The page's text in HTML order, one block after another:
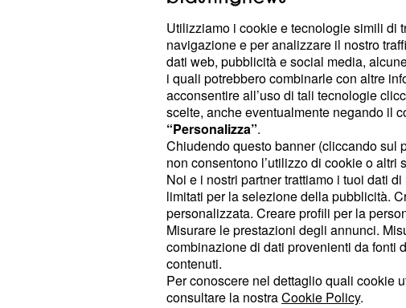
A questo proposito ieri “Le Iene” hanno
Clemente Russo, nella sua abitazione al
frazione di Caturano a Macerata
provincia di Caserta. Clemente Russo
rilasciare molte dichiarazioni, essendo
Ministero al silenzio stampa, ha solo
dire che ho molto rispetto per le
i bambini e per i gay, ma ora non posso
mese potrò dire tutto quello che volete”.
Golia, il giornalista che ha preparato il
Iene”, ha parlato direttamente con i suoi
mogliee persino con le figliolette piccole.
Utilizziamo i cookie e tecnologie simili di
navigazione e per analizzare il nostro
dati web, pubblicità e social media,
i quali potrebbero combinarle con altre
acconsentire all’uso di tali tecnologie
scelte, anche eventualmente negando il
“Personalizza”.
Chiudendo questo banner (cliccando sul
non consentono l’utilizzo di cookie o
Noi e i nostri partner trattiamo i tuoi dati
limitati per la selezione della pubblicità.
personalizzata. Creare profili per la
Misurare le prestazioni degli annunci.
combinazione di dati provenienti da fonti
contenuti.
Per conoscere nel dettaglio quali cookie
consultare la nostraCookie Policy.